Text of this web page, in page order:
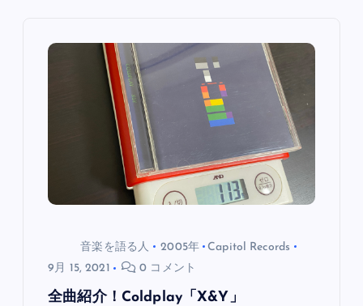
音楽を語る人 2005年
Capitol Records
9月 15, 2021
0 コメント
全曲紹介！Coldplay「X&Y」